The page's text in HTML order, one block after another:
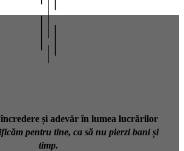
și adevăr în lumea lucrărilor
pentru tine, ca să nu pierzi bani și
timp.